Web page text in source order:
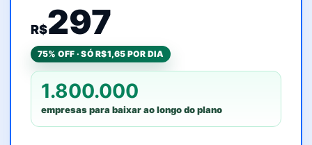
R$297
75% OFF · SÓ R$1,65 POR DIA
1.800.000
empresas para baixar ao longo do plano